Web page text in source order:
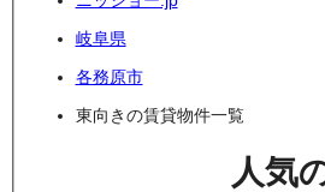
岐阜県
各務原市
東向きの賃貸物件一覧
人気